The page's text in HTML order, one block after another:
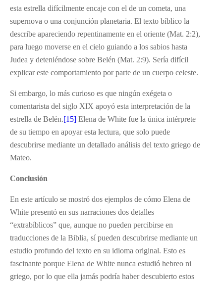
esta estrella difícilmente encaje con el de un cometa, una
supernova o una conjunción planetaria. El texto bíblico la
describe apareciendo repentinamente en el oriente (Mat. 2:2),
para luego moverse en el cielo guiando a los sabios hasta
Judea y deteniéndose sobre Belén (Mat. 2:9). Sería difícil
explicar este comportamiento por parte de un cuerpo celeste.
Si embargo, lo más curioso es que ningún exégeta o
comentarista del siglo XIX apoyó esta interpretación de la
estrella de Belén.[15] Elena de White fue la única intérprete
de su tiempo en apoyar esta lectura, que solo puede
descubrirse mediante un detallado análisis del texto griego de
Mateo.
Conclusión
En este artículo se mostró dos ejemplos de cómo Elena de
White presentó en sus narraciones dos detalles
“extrabíblicos” que, aunque no pueden percibirse en
traducciones de la Biblia, sí pueden descubrirse mediante un
estudio profundo del texto en su idioma original. Esto es
fascinante porque Elena de White nunca estudió hebreo ni
griego, por lo que ella jamás podría haber descubierto estos